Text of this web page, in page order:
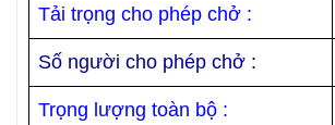
Tải trọng cho phép chở :
Số người cho phép chở :
Trọng lượng toàn bộ :